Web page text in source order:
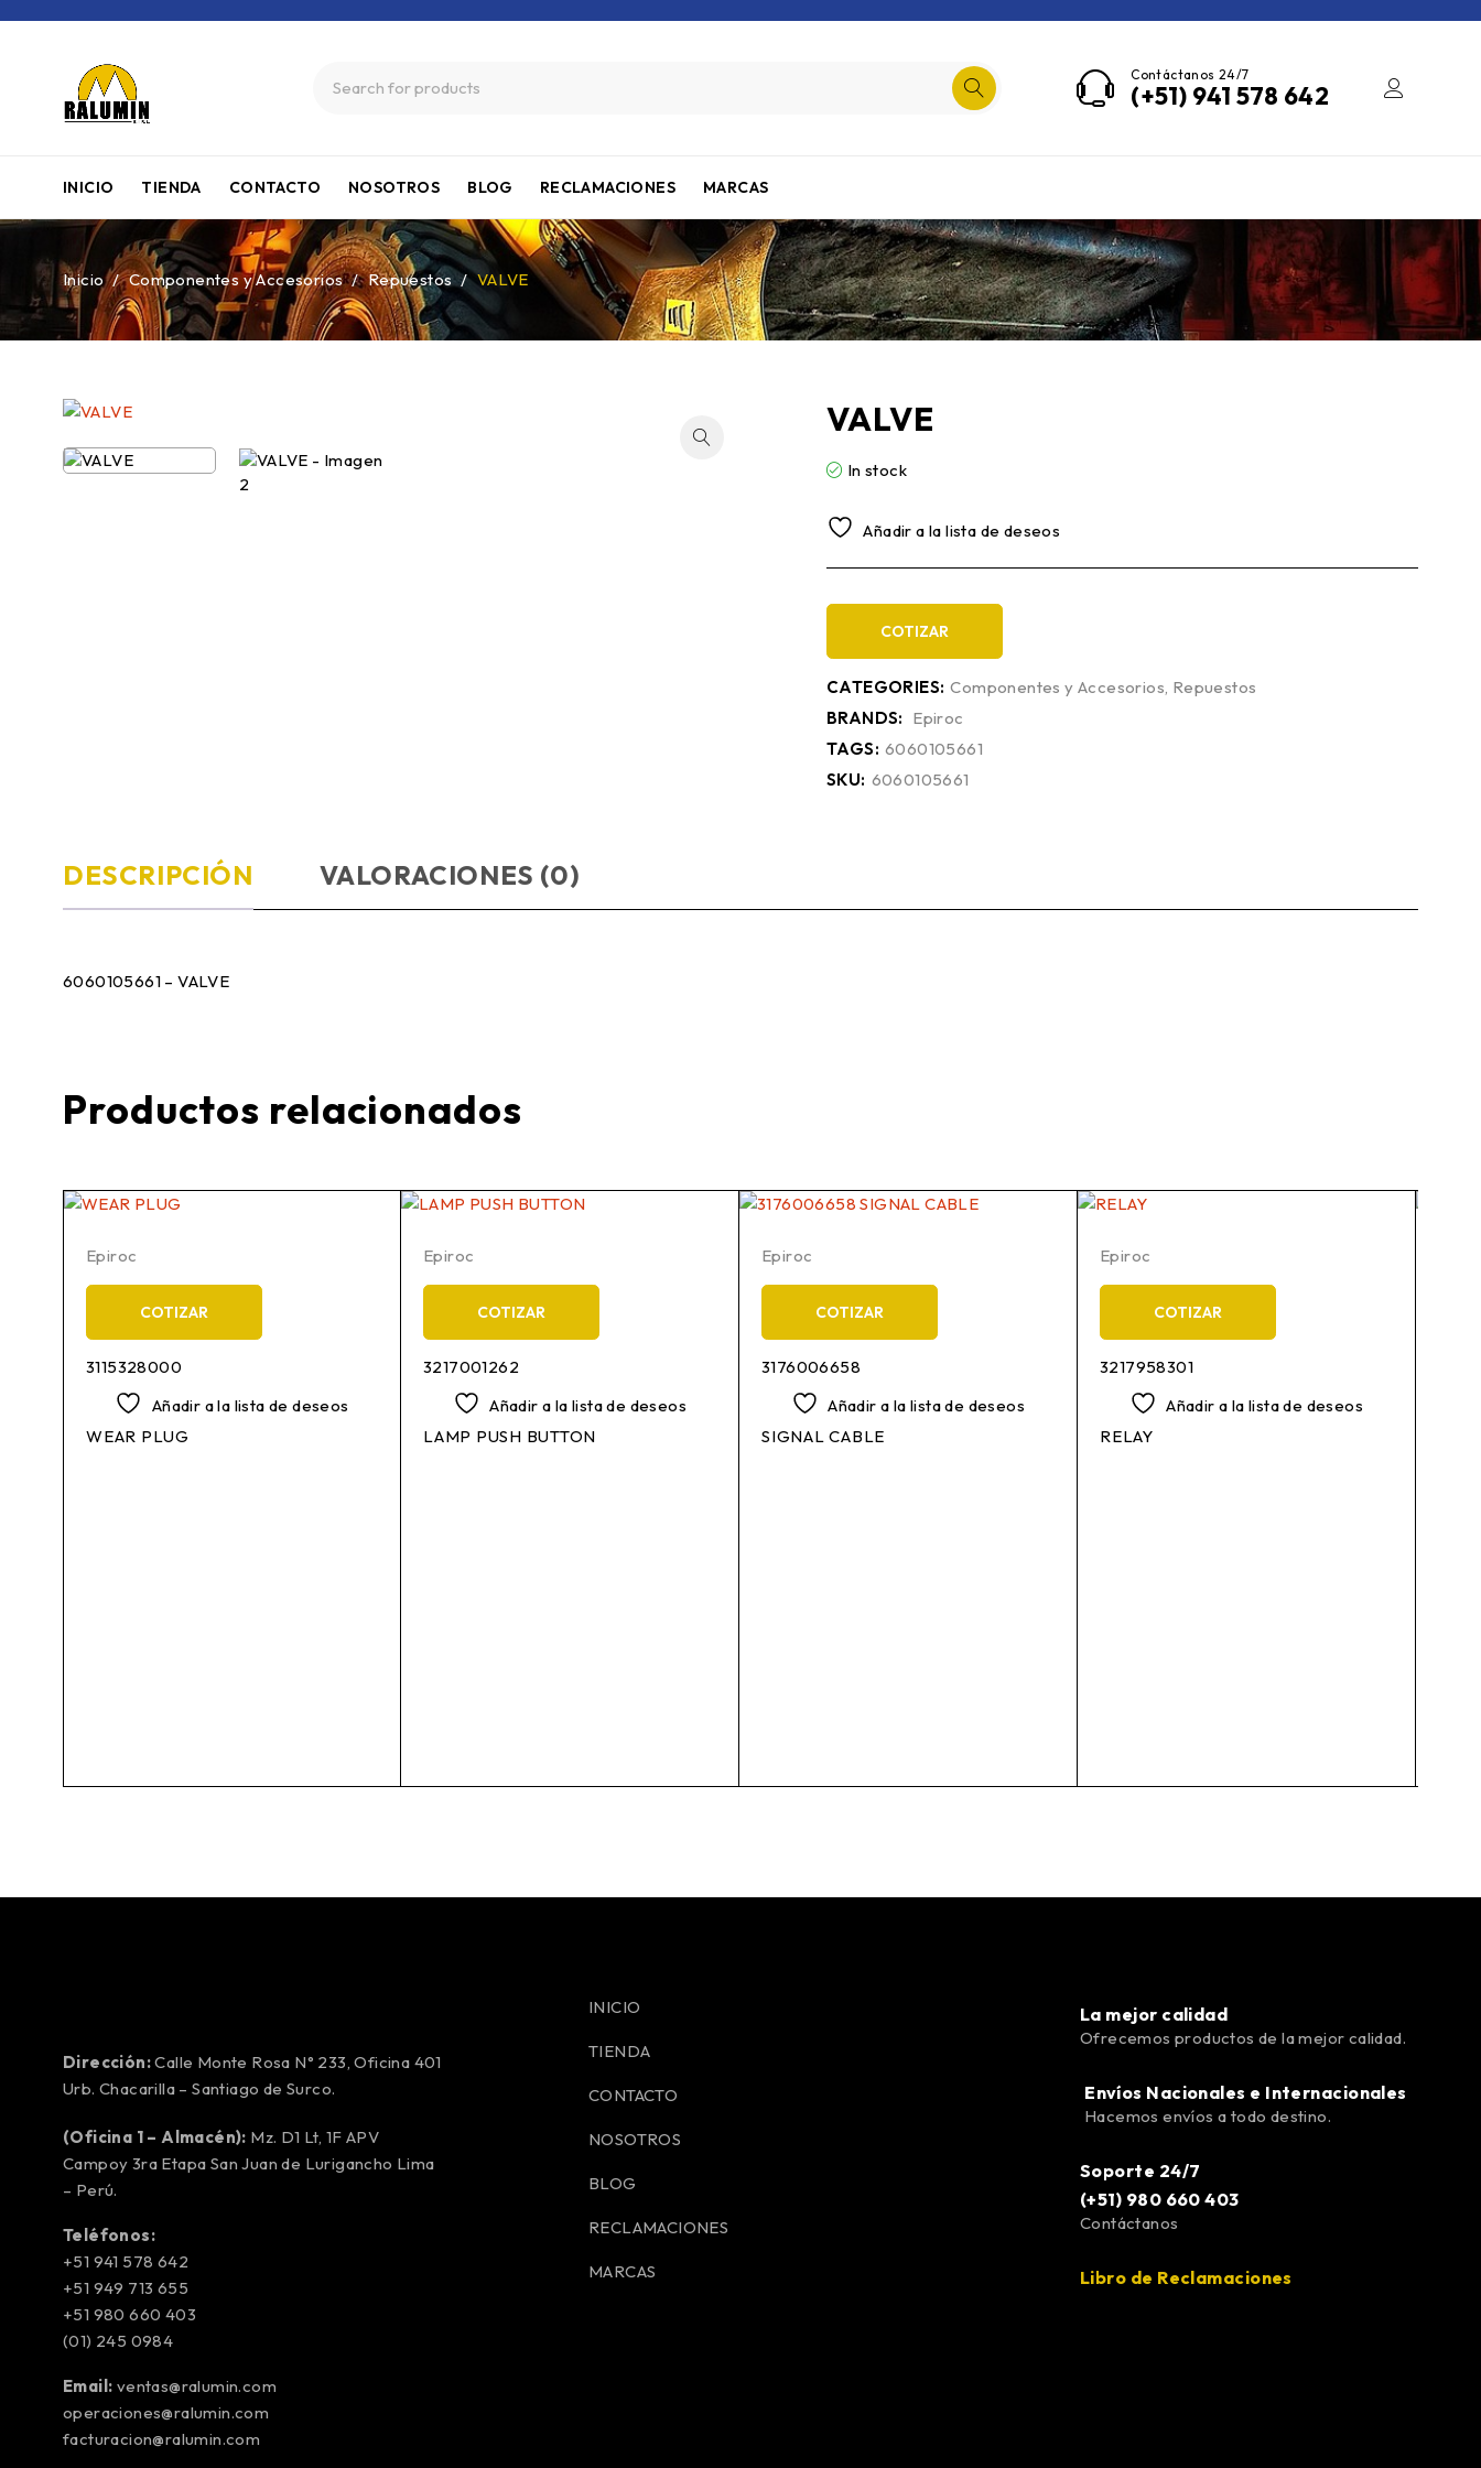
Contáctanos 24/7
(+51) 941 578 642
INICIO TIENDA CONTACTO NOSOTROS BLOG RECLAMACIONES MARCAS
Inicio / Componentes y Accesorios / Repuestos / VALVE
VALVE
In stock
Añadir a la lista de deseos
COTIZAR
CATEGORIES: Componentes y Accesorios, Repuestos
BRANDS: Epiroc
TAGS: 6060105661
SKU: 6060105661
DESCRIPCIÓN VALORACIONES (0)
6060105661 – VALVE
Productos relacionados
Epiroc
COTIZAR
3115328000
Añadir a la lista de deseos
WEAR PLUG
Epiroc
COTIZAR
3217001262
Añadir a la lista de deseos
LAMP PUSH BUTTON
Epiroc
COTIZAR
3176006658
Añadir a la lista de deseos
SIGNAL CABLE
Epiroc
COTIZAR
3217958301
Añadir a la lista de deseos
RELAY
Dirección:Calle Monte Rosa N° 233, Oficina 401
Urb. Chacarilla – Santiago de Surco.
(Oficina 1 – Almacén): Mz. D1 Lt, 1F APV
Campoy 3ra Etapa San Juan de Lurigancho Lima
– Perú.
Teléfonos:
+51 941 578 642
+51 949 713 655
+51 980 660 403
(01) 245 0984
Email: ventas@ralumin.com
operaciones@ralumin.com
facturacion@ralumin.com
INICIO
TIENDA
CONTACTO
NOSOTROS
BLOG
RECLAMACIONES
MARCAS
La mejor calidad
Ofrecemos productos de la mejor calidad.
Envíos Nacionales e Internacionales
Hacemos envíos a todo destino.
Soporte 24/7
(+51) 980 660 403
Contáctanos
Libro de Reclamaciones